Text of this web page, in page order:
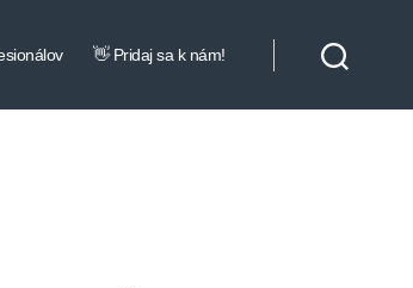
👋 Pridaj sa k nám!